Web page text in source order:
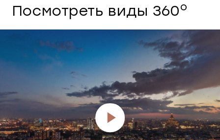
Посмотреть виды 360o